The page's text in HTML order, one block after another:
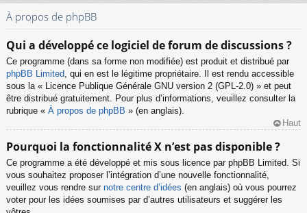
À propos de phpBB
Qui a développé ce logiciel de forum de discussions ?
Ce programme (dans sa forme non modifiée) est produit et distribué par
phpBB Limited, qui en est le légitime propriétaire. Il est rendu accessible
sous la « Licence Publique Générale GNU version 2 (GPL-2.0) » et peut
être distribué gratuitement. Pour plus d’informations, veuillez consulter la
rubrique « À propos de phpBB » (en anglais).
Haut
Pourquoi la fonctionnalité X n’est pas disponible ?
Ce programme a été développé et mis sous licence par phpBB Limited. Si
vous souhaitez proposer l’intégration d’une nouvelle fonctionnalité,
veuillez vous rendre sur notre centre d’idées (en anglais) où vous pourrez
voter pour les idées soumises par d’autres utilisateurs et suggérer les